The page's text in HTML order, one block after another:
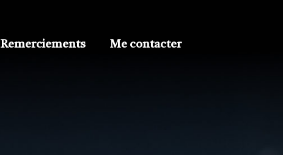
Remerciements Me contacter